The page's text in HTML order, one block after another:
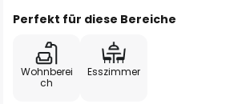
Perfekt für diese Bereiche
Wohnberei
ch
Esszimmer